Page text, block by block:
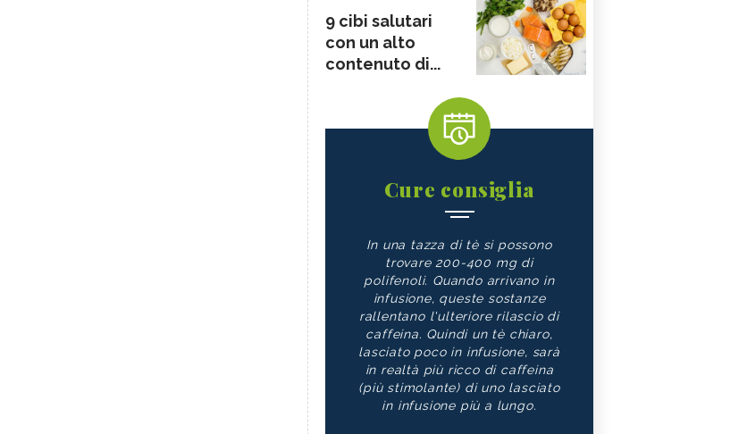
9 cibi salutari
con un alto
contenuto di...
Cure consiglia
In una tazza di tè si possono
trovare 200-400 mg di
polifenoli. Quando arrivano in
infusione, queste sostanze
rallentano l'ulteriore rilascio di
caffeina. Quindi un tè chiaro,
lasciato poco in infusione, sarà
in realtà più ricco di caffeina
(più stimolante) di uno lasciato
in infusione più a lungo.